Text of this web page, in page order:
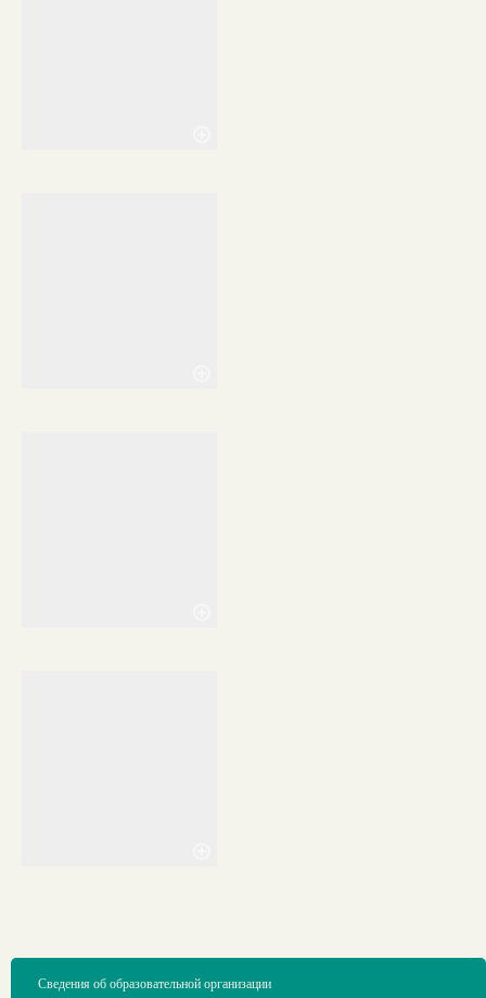
Сведения об образовательной организации